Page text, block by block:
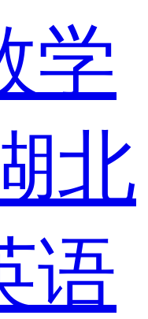
学
北
语